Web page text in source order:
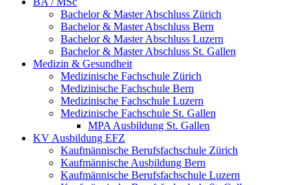
Bachelor & Master Abschluss Zürich
Bachelor & Master Abschluss Bern
Bachelor & Master Abschluss Luzern
Bachelor & Master Abschluss St. Gallen
Medizin & Gesundheit
Medizinische Fachschule Zürich
Medizinische Fachschule Bern
Medizinische Fachschule Luzern
Medizinische Fachschule St. Gallen
MPA Ausbildung St. Gallen
KV Ausbildung EFZ
Kaufmännische Berufsfachschule Zürich
Kaufmännische Ausbildung Bern
Kaufmännische Berufsfachschule Luzern